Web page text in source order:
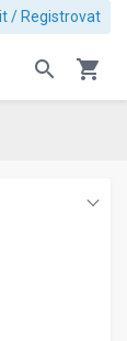
Přihlásit / Registrovat
search shopping_cart